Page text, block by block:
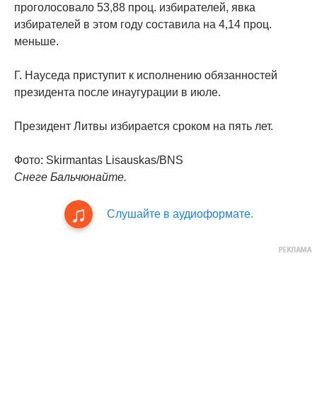
проголосовало 53,88 проц. избирателей, явка
избирателей в этом году составила на 4,14 проц.
меньше.
Г. Науседа приступит к исполнению обязанностей
президента после инаугурации в июле.
Президент Литвы избирается сроком на пять лет.
Фото: Skirmantas Lisauskas/BNS
Снеге Бальчюнайте.
Слушайте в аудиоформате.